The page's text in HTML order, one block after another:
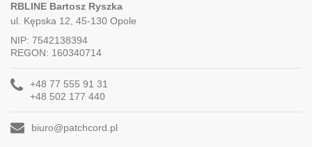
RBLINE Bartosz Ryszka
ul. Kępska 12, 45-130 Opole
NIP: 7542138394
REGON: 160340714
+48 77 555 91 31
+48 502 177 440
biuro@patchcord.pl